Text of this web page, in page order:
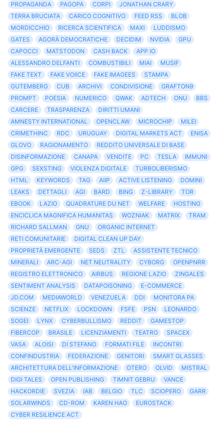
PROPAGANDA
PAGOPA CORPI
JONATHAN CRARY
TERRA BRUCIATA
CARICO COGNITIVO FEED RSS
BLOB
MORDICCHIO
RICERCA SCIENTIFICA MAXI
LUDDISMO
GATES
AGORÀ DEMOCRATICHE DECIDIM NVIDIA
GPU
CAPOCCI
MATSTODON CASH BACK
APP IO
ALESSANDRO DELFANTI
COMBUSTIBILI MIAI
MUSIF
FAKE TEXT
FAKE VOIICE FAKE IMAGEES
STAMPA
GUTEMBERG
CUB ARCHIVI CONDIVISIONE
GRAFTON9
PROMPT
POESIA NUMERICO QWAK ADTECH ONU
BBS
CARCERE
TRASPARENZA
DIRITTI UMANI
AMNESTY INTERNATIONAL
OPENCLAW MICROCHIP
MILEI
CRIMETHINC
RDC URUGUAY DIGITAL MARKETS ACT
ENISA
GLOVO
RAGIONAMENTO
REDDITO UNIVERSALE DI BASE
DISINFORMAZIONE
CANAPA VENDITE PC TESLA
IMMUNI
GPG
SEXSTING VIOLENZA DIGITALE
TURBOLIBERISMO
HTML
KEYWORDS TAG AIIP ACTIVE LISTENING
DOMINI
LEAKS
DETTAGLI AGI BARD BING Z-LIBRARY
TOR
EBOOK
LAZIO QUADRATURE DU NET WELFARE
HOSTING
ENCICLICA MAGNIFICA HUMANITAS
WOZNIAK MATRIX
TRAM
RICHARD SALLMAN
GNU
ORGANIC INTERNET
RETI COMUNITARIE
DIGITAL CLEAN UP DAY
PROPRIETÀ EMERGENTE
SEDS ZTL
ASSISTENTE TECNICO
MINERALI
ARC-AGI NET NEUTRALITY CYBORG
OPENPNRR
REGISTRO ELETTRONICO
AIRBUS REGIONE LAZIO
ZINGALES
SENTIMENT ANALYSIS
DATAPOISONING
E-COMMERCE
JD.COM
MEDIAWORLD VENEZUELA DDI
MONITORA PA
SCIENZE
NETFLIX LOCKDOWN FSFE PSN
LEONARDO
SOGEI
LYNX CYBERBULLISMO REDDIT
GAMESTOP
FIBERCOP
BRASILE LICENZIAMENTI TEATRO
SPACEX
VASA
ALOISI DI STEFANO FORMATI FILE
INCONTRI
CONFINDUSTRIA
FEDERAZIONE GENITORI
SMART GLASSES
ARCHITETTURA DELL'INFORMAZIONE
OTERO OLVID
MISTRAL
DIGI TALES
OPEN PUBLISHING TIMNIT GEBRU
VANCE
HACKORDIE
SVEZIA IAB BELGIO TLC SCIOPERO
GARR
SOLARWINDS
CD-ROM KAREN HAO
EUROSTACK
CYBER RESILIENCE ACT